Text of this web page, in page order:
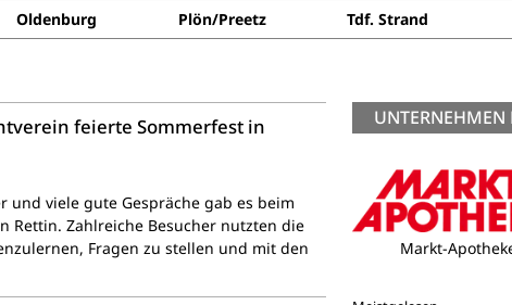
Oldenburg Plön/Preetz Tdf. Strand
feierte Sommerfest in
und viele gute Gespräche gab es beim
Rettin. Zahlreiche Besucher nutzten die
Fragen zu stellen und mit den
UNTERNEHMEN
Aqua-Technik